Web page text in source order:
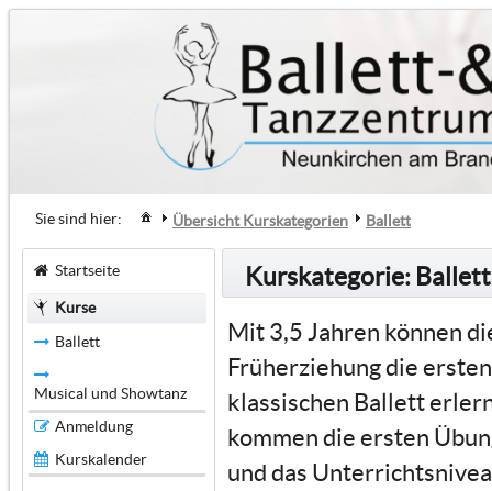
Sie sind hier: Übersicht Kurskategorien Ballett
Startseite
Kurse
Ballett
Musical und Showtanz
Anmeldung
Kurskalender
Kurskategorie:
Mit 3,5 Jahren können
Früherziehung die
klassischen Ballett
kommen die ersten
und das